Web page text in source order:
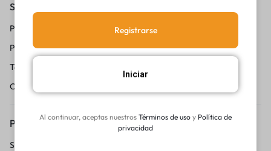
Servicio al Cliente
Politica de privacidad
Preguntas frecuentes
Terminos y condicciones
Centro de Ayuda
Pedidos y Devoluciones
Seguimiento del pedido
Registrarse
Iniciar
Al continuar, aceptas nuestros Términos de uso y Política de
privacidad